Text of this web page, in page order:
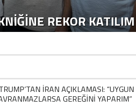
REKOR KATILIM